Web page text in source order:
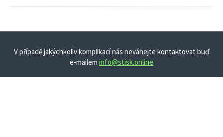
V případě jakýchkoliv komplikací nás neváhejte kontaktovat buď
e-mailem info@stisk.online